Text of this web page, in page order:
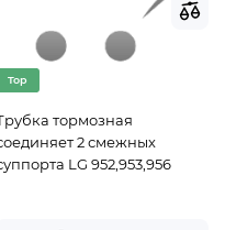
Top
тормозная
2 смежных
LG 952,953,956